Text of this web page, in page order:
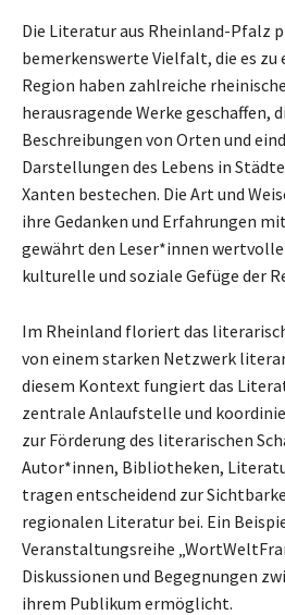
Die Literatur aus Rheinland-Pfalz
bemerkenswerte Vielfalt, die es zu
Region haben zahlreiche
herausragende Werke geschaffen,
Beschreibungen von Orten und
Darstellungen des Lebens in
Xanten bestechen. Die Art und
ihre Gedanken und Erfahrungen
gewährt den Leser*innen
kulturelle und soziale Gefüge der
Im Rheinland floriert das
von einem starken Netzwerk
diesem Kontext fungiert das
zentrale Anlaufstelle und
zur Förderung des literarischen
Autor*innen, Bibliotheken,
tragen entscheidend zur
regionalen Literatur bei. Ein
Veranstaltungsreihe
Diskussionen und Begegnungen
ihrem Publikum ermöglicht.